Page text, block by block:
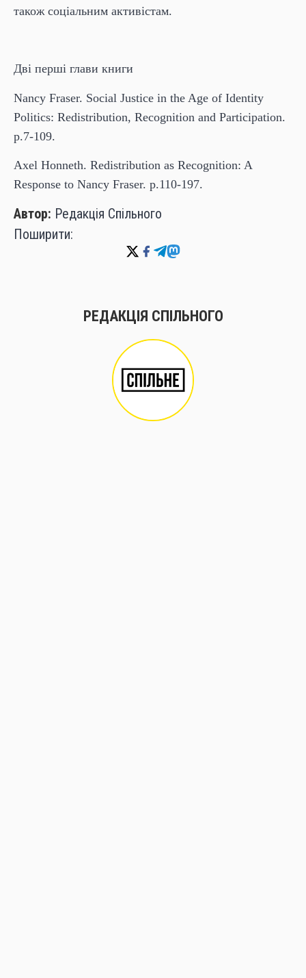
також соціальним активістам.
Дві перші глави книги
Nancy Fraser. Social Justice in the Age of Identity
Politics: Redistribution, Recognition and Participation.
p.7-109.
Axel Honneth. Redistribution as Recognition: A
Response to Nancy Fraser. p.110-197.
Автор: Редакція Спільного
Поширити:
РЕДАКЦІЯ СПІЛЬНОГО